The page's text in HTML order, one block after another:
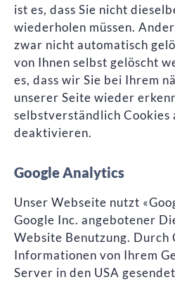
ist es, dass Sie nicht
wiederholen müssen.
zwar nicht automatisch
von Ihnen selbst gelöscht
es, dass wir Sie bei Ihrem
unserer Seite wieder
selbstverständlich Cookies
deaktivieren.
Google Analytics
Unser Webseite nutzt
Google Inc. angebotener
Website Benutzung. Durch
Informationen von Ihrem
Server in den USA